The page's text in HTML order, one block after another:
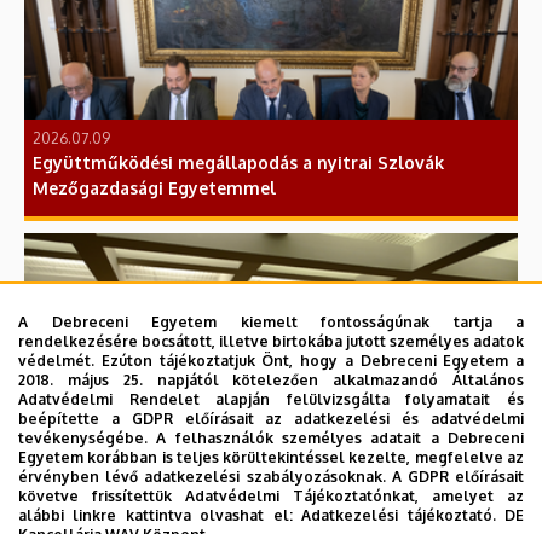
2026.07.09
Együttműködési megállapodás a nyitrai Szlovák
Mezőgazdasági Egyetemmel
2026.07.08
Jubileumi Gála, koncert, Zenés Esték a Nagyerdőn
hangversenysorozat, YMSA, ZK, DE
A Debreceni Egyetem kiemelt fontosságúnak tartja a
rendelkezésére bocsátott, illetve birtokába jutott személyes adatok
védelmét. Ezúton tájékoztatjuk Önt, hogy a Debreceni Egyetem a
2018. május 25. napjától kötelezően alkalmazandó Általános
Adatvédelmi Rendelet alapján felülvizsgálta folyamatait és
beépítette a GDPR előírásait az adatkezelési és adatvédelmi
tevékenységébe. A felhasználók személyes adatait a Debreceni
Egyetem korábban is teljes körültekintéssel kezelte, megfelelve az
érvényben lévő adatkezelési szabályozásoknak. A GDPR előírásait
követve frissítettük Adatvédelmi Tájékoztatónkat, amelyet az
alábbi linkre kattintva olvashat el:Adatkezelési tájékoztató. DE